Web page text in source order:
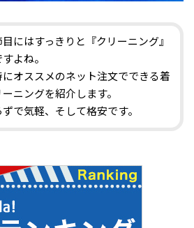
にはすっきりと『クリーニング』
よね。
にオススメのネット注文でできる着
ニングを紹介します。
で気軽、そして格安です。